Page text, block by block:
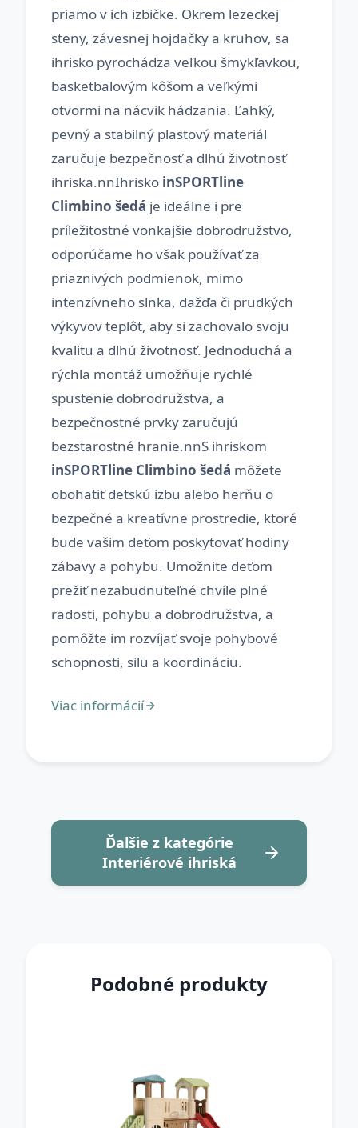
priamo v ich izbičke. Okrem lezeckej
steny, závesnej hojdačky a kruhov, sa
ihrisko pyrochádza veľkou šmykľavkou,
basketbalovým kôšom a veľkými
otvormi na nácvik hádzania. Ľahký,
pevný a stabilný plastový materiál
zaručuje bezpečnosť a dlhú životnosť
ihriska.nnIhrisko inSPORTline
Climbino šedá je ideálne i pre
príležitostné vonkajšie dobrodružstvo,
odporúčame ho však používať za
priaznivých podmienok, mimo
intenzívneho slnka, dažďa či prudkých
výkyvov teplôt, aby si zachovalo svoju
kvalitu a dlhú životnosť. Jednoduchá a
rýchla montáž umožňuje rychlé
spustenie dobrodružstva, a
bezpečnostné prvky zaručujú
bezstarostné hranie.nnS ihriskom
inSPORTline Climbino šedá môžete
obohatiť detskú izbu alebo herňu o
bezpečné a kreatívne prostredie, ktoré
bude vašim deťom poskytovať hodiny
zábavy a pohybu. Umožnite deťom
prežiť nezabudnuteľné chvíle plné
radosti, pohybu a dobrodružstva, a
pomôžte im rozvíjať svoje pohybové
Ďalšie z kategórie
Interiérové ihriská
Podobné produkty